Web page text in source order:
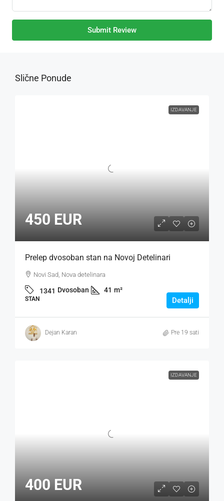
Submit Review
Slične Ponude
IZDAVANJE
450 EUR
Prelep dvosoban stan na Novoj Detelinari
Novi Sad, Nova detelinara
1341 Dvosoban 41 m²
STAN Detalji
Dejan Karan Pre 19 sati
IZDAVANJE
400 EUR